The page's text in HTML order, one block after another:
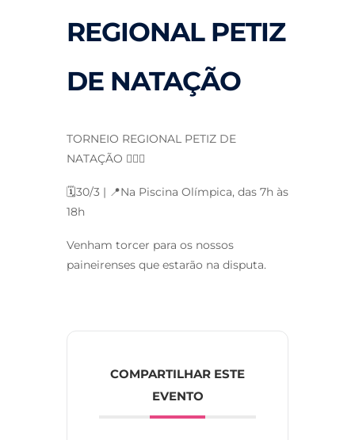
REGIONAL PETIZ
DE NATAÇÃO
TORNEIO REGIONAL PETIZ DE
NATAÇÃO 🏊‍♀️✨
🗓️30/3 | 📍Na Piscina Olímpica, das 7h às
18h
Venham torcer para os nossos
paineirenses que estarão na disputa.
COMPARTILHAR ESTE
EVENTO